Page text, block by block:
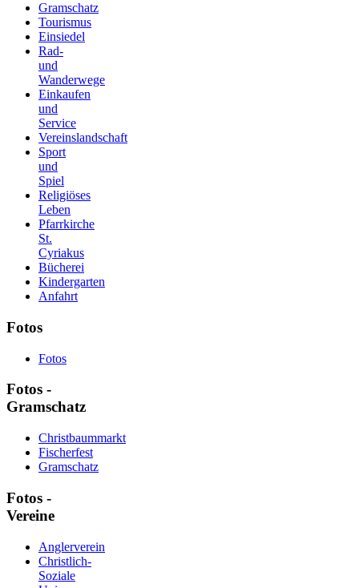
Gramschatz
Tourismus
Einsiedel
Rad-
und
Wanderwege
Einkaufen
und
Service
Vereinslandschaft
Sport
und
Spiel
Religiöses
Leben
Pfarrkirche
St.
Cyriakus
Bücherei
Kindergarten
Anfahrt
Fotos
Fotos
Fotos -
Gramschatz
Christbaummarkt
Fischerfest
Gramschatz
Fotos -
Vereine
Anglerverein
Christlich-
Soziale